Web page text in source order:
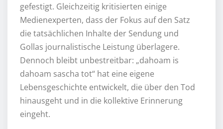
gefestigt. Gleichzeitig kritisierten einige
Medienexperten, dass der Fokus auf den Satz
die tatsächlichen Inhalte der Sendung und
Gollas journalistische Leistung überlagere.
Dennoch bleibt unbestreitbar: „dahoam is
dahoam sascha tot“ hat eine eigene
Lebensgeschichte entwickelt, die über den Tod
hinausgeht und in die kollektive Erinnerung
eingeht.